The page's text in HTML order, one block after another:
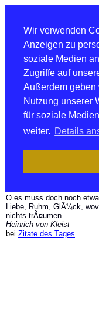
Wir verwenden
Anzeigen zu
soziale Medien
Zugriffe auf
Außerdem geben
Nutzung unserer
für soziale
weiter. Details
O es muss doch noch
Liebe, Ruhm, GlÃ¼ck,
nichts trÃ¤umen.
Heinrich von Kleist
bei Zitate des Tages